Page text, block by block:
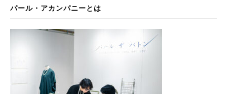
パール・アカンパニーとは